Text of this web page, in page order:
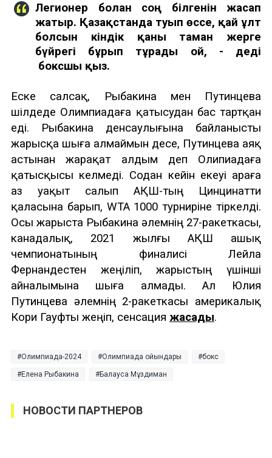
Легионер болған соң білгенін жасап
жатыр. Қазақстанда туып өссе, қай ұлт
болсын кіндік қаны тамған жерге
бүйрегі бұрып тұрады ғой, - деді
боксшы қыз.
Еске салсақ, Рыбакина мен Путинцева
шілдеде Олимпиадаға қатысудан бас тартқан
еді. Рыбакина денсаулығына байланысты
жарысқа шыға алмаймын десе, Путинцева аяқ
астынан жарақат алдым деп Олипиадаға
қатысқысы келмеді. Содан кейін екеуі араға
аз уақыт салып АҚШ-тың Цинцинатти
қаласына барып, WTA 1000 турниріне тіркелді.
Осы жарыста Рыбакина әлемнің 27-ракеткасы,
канадалық, 2021 жылғы АҚШ ашық
чемпионатының финалисі Лейла
Фернандестен жеңіліп, жарыстың үшінші
айналымына шыға алмады. Ал Юлия
Путинцева әлемнің 2-ракеткасы америкалық
Кори Гауфты жеңіп, сенсация жасады.
Олимпиада-2024 Олимпиада ойындары бокс
Елена Рыбакина Балауса Мұздиман
НОВОСТИ ПАРТНЕРОВ